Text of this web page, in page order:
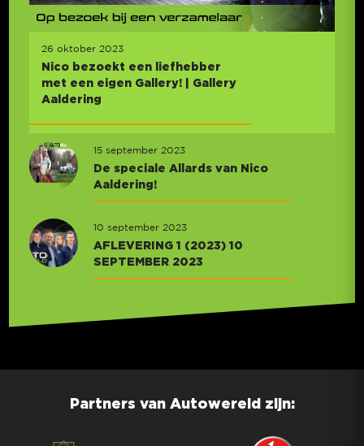
26 oktober 2023
Nico bezoekt een liefhebber
met een eigen Gallery! | Gallery
Aaldering
15 september 2023
De speciale Allards van Nico
Aaldering!
10 september 2023
AFLEVERING 1 (2023) 10
SEPTEMBER 2023
Partners van Autowereld zijn: